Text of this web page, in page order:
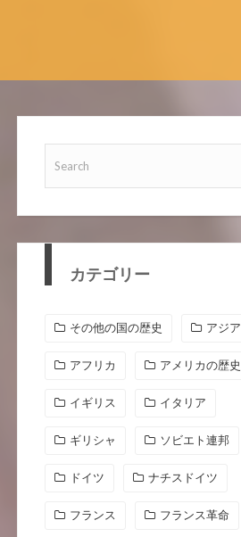
カテゴリー
その他の国の歴史 アジア
アフリカ アメリカの歴史
イギリス イタリア
ギリシャ ソビエト連邦
ドイツ ナチスドイツ
フランス フランス革命